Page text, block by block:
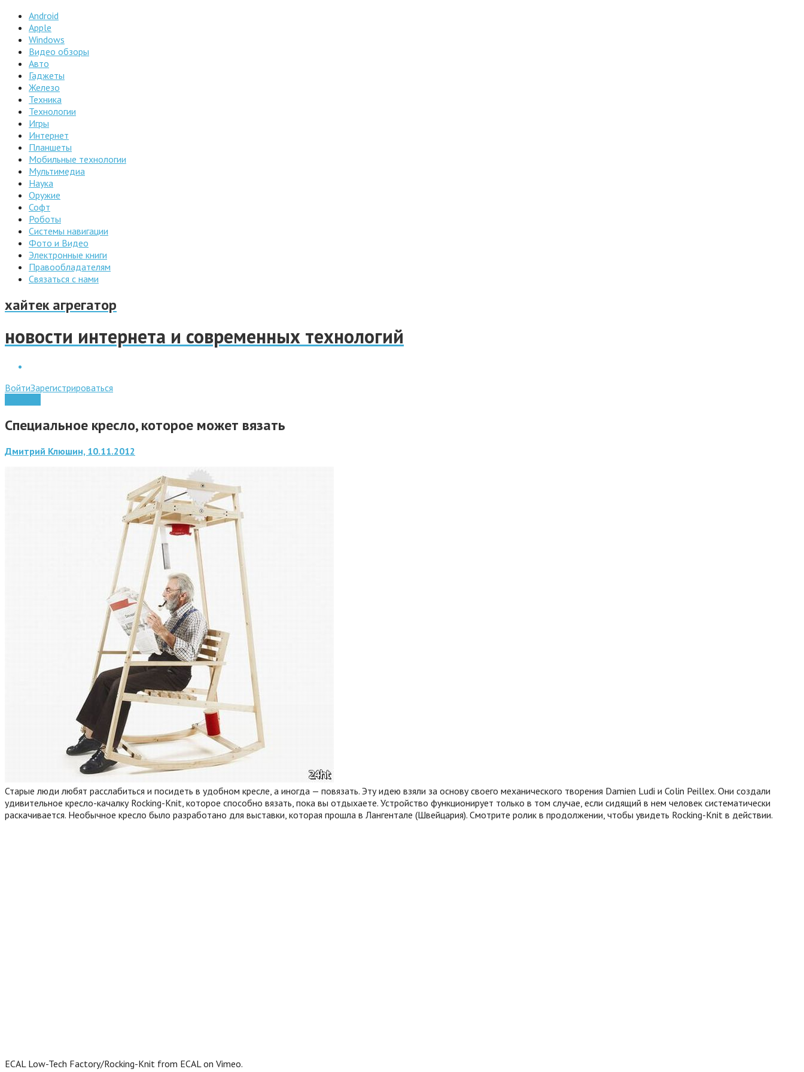
Android
Apple
Windows
Видео обзоры
Авто
Гаджеты
Железо
Техника
Технологии
Игры
Интернет
Планшеты
Мобильные технологии
Мультимедиа
Наука
Оружие
Софт
Роботы
Системы навигации
Фото и Видео
Электронные книги
Правообладателям
Связаться с нами
хайтек агрегатор
новости интернета и современных технологий
ВойтиЗарегистрироваться
Специальное кресло, которое может вязать
Дмитрий Клюшин, 10.11.2012
Старые люди любят расслабиться и посидеть в удобном кресле, а иногда — повязать. Эту идею взяли за основу своего механического творения Damien Ludi и Colin Peillex. Они создали
удивительное кресло-качалку Rocking-Knit, которое способно вязать, пока вы отдыхаете. Устройство функционирует только в том случае, если сидящий в нем человек систематически
раскачивается. Необычное кресло было разработано для выставки, которая прошла в Лангентале (Швейцария). Смотрите ролик в продолжении, чтобы увидеть Rocking-Knit в действии.
ECAL Low-Tech Factory/Rocking-Knit from ECAL on Vimeo.